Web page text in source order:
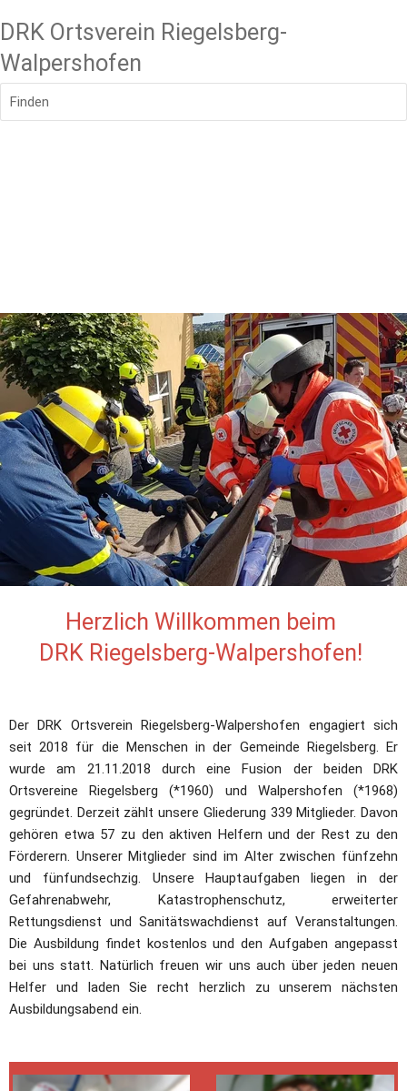
DRK Ortsverein Riegelsberg-
Walpershofen
Finden
Herzlich Willkommen beim
DRK Riegelsberg-Walpershofen!
Der DRK Ortsverein Riegelsberg-Walpershofen engagiert sich
seit 2018 für die Menschen in der Gemeinde Riegelsberg. Er
wurde am 21.11.2018 durch eine Fusion der beiden DRK
Ortsvereine Riegelsberg (*1960) und Walpershofen (*1968)
gegründet. Derzeit zählt unsere Gliederung 339 Mitglieder. Davon
gehören etwa 57 zu den aktiven Helfern und der Rest zu den
Förderern. Unserer Mitglieder sind im Alter zwischen fünfzehn
und fünfundsechzig. Unsere Hauptaufgaben liegen in der
Gefahrenabwehr, Katastrophenschutz, erweiterter
Rettungsdienst und Sanitätswachdienst auf Veranstaltungen.
Die Ausbildung findet kostenlos und den Aufgaben angepasst
bei uns statt. Natürlich freuen wir uns auch über jeden neuen
Helfer und laden Sie recht herzlich zu unserem nächsten
Ausbildungsabend ein.